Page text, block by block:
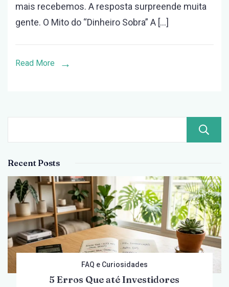
Começar
mais recebemos. A resposta surpreende muita
gente. O Mito do “Dinheiro Sobra” A […]
Read More
Recent Posts
FAQ e Curiosidades
5 Erros Que até Investidores